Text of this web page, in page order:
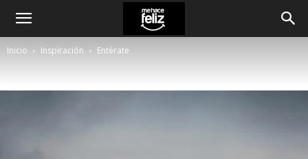
Inicio Inspiración Entérate